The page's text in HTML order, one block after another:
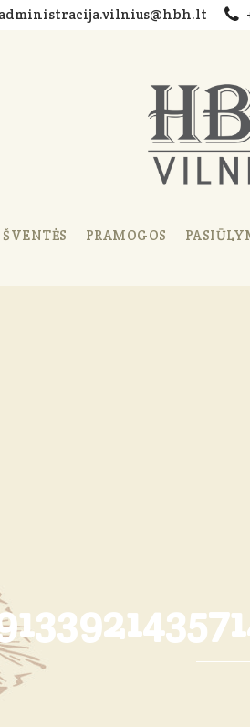
administracija.vilnius@hbh.lt
ŠVENTĖS PRAMOGOS